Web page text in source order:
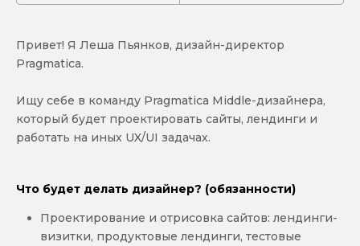
Привет! Я Леша Пьянков, дизайн-директор
Pragmatica.
Ищу себе в команду Pragmatica Middle-дизайнера,
который будет проектировать сайты, лендинги и
работать на иных UX/UI задачах.
Что будет делать дизайнер? (обязанности)
Проектирование и отрисовка сайтов: лендинги-
визитки, продуктовые лендинги, тестовые